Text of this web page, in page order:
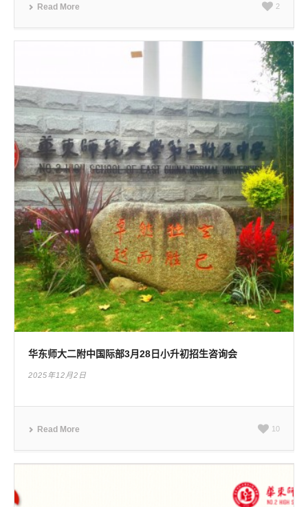
Read More 2
华东师大二附中国际部3月28日小升初招生咨询会
2025年12月2日
Read More 10